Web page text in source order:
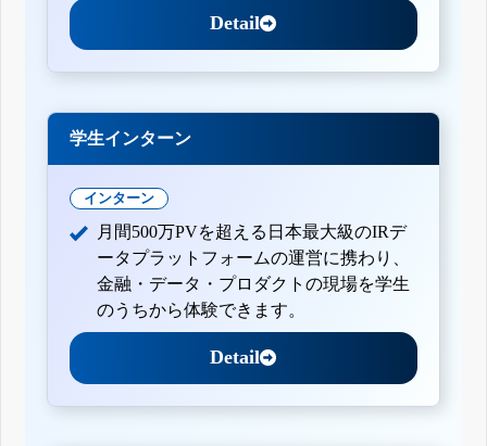
Detail
学生インターン
インターン
月間500万PVを超える日本最大級のIRデ
ータプラットフォームの運営に携わり、
金融・データ・プロダクトの現場を学生
のうちから体験できます。
Detail